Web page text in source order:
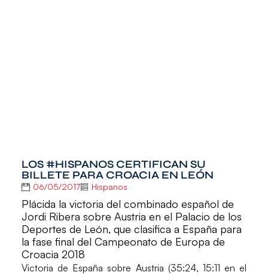
LOS #HISPANOS CERTIFICAN SU
BILLETE PARA CROACIA EN LEÓN
06/05/2017 Hispanos
Plácida la victoria del combinado español de
Jordi Ribera sobre Austria en el Palacio de los
Deportes de León, que clasifica a España para
la fase final del Campeonato de Europa de
Croacia 2018
Victoria de España sobre Austria (35:24, 15:11 en el